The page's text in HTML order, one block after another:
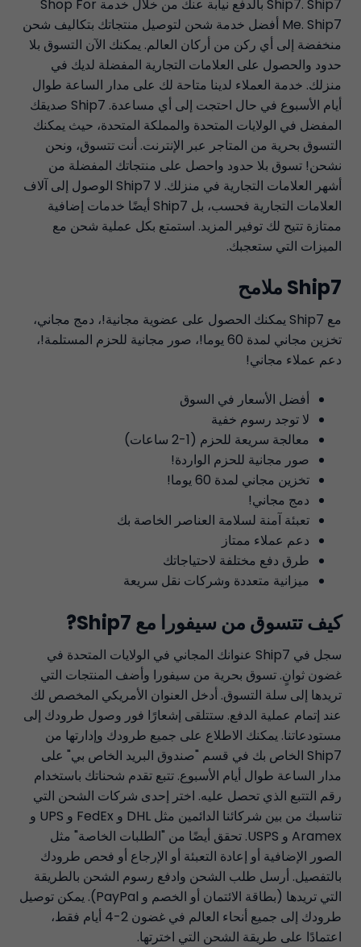
Ship7. Ship7 بالدفع نيابة عنك من خلال خدمة Shop For
Me. Ship7 أفضل خدمة شحن لتوصيل منتجاتك بتكاليف شحن
منخفضة إلى أي ركن من أركان العالم. يمكنك الآن التسوق بلا
حدود والحصول على العلامات التجارية المفضلة لديك في
منزلك. خدمة العملاء لدينا متاحة لك على مدار الساعة طوال
أيام الأسبوع في حال احتجت إلى أي مساعدة. Ship7 صديقك
المفضل في الولايات المتحدة والمملكة المتحدة، حيث يمكنك
التسوق بحرية من المتاجر عبر الإنترنت. أنت تتسوق، ونحن
نشحن! تسوق بلا حدود واحصل على منتجاتك المفضلة من
أشهر العلامات التجارية في منزلك. لا Ship7 الوصول إلى آلاف
العلامات التجارية فحسب، بل Ship7 أيضًا خدمات إضافية
ممتازة تتيح لك توفير المزيد. استمتع بكل عملية شحن مع
الميزات التي ستعجبك.
Ship7 ملامح
مع Ship7 يمكنك الحصول على عضوية مجانية!، دمج مجاني،
تخزين مجاني لمدة 60 يوما!، صور مجانية للحزم المستلمة!،
دعم عملاء مجاني!
أفضل الأسعار في السوق
لا توجد رسوم خفية
معالجة سريعة للحزم (1-2 ساعات)
صور مجانية للحزم الواردة!
تخزين مجاني لمدة 60 يوما!
دمج مجاني!
تعبئة آمنة لسلامة العناصر الخاصة بك
دعم عملاء ممتاز
طرق دفع مختلفة لاحتياجاتك
ميزانية متعددة وشركات نقل سريعة
كيف تتسوق من سيفورا مع Ship7?
سجل في Ship7 عنوانك المجاني في الولايات المتحدة في
غضون ثوانٍ. تسوق بحرية من سيفورا وأضف المنتجات التي
تريدها إلى سلة التسوق. أدخل العنوان الأمريكي المخصص لك
عند إتمام عملية الدفع. ستتلقى إشعارًا فور وصول طرودك إلى
مستودعاتنا. يمكنك الاطلاع على جميع طرودك وإدارتها من
Ship7 الخاص بك في قسم "صندوق البريد الخاص بي" على
مدار الساعة طوال أيام الأسبوع. تتبع تقدم شحناتك باستخدام
رقم التتبع الذي تحصل عليه. اختر إحدى شركات الشحن التي
تناسبك من بين شركائنا الدائمين مثل DHL و FedEx و UPS و
Aramex و USPS. تحقق أيضًا من "الطلبات الخاصة" مثل
الصور الإضافية أو إعادة التعبئة أو الإرجاع أو فحص طرودك
بالتفصيل. أرسل طلب الشحن وادفع رسوم الشحن بالطريقة
التي تريدها (بطاقة الائتمان أو الخصم و PayPal). يمكن توصيل
طرودك إلى جميع أنحاء العالم في غضون 2-4 أيام فقط،
اعتمادًا على طريقة الشحن التي اخترتها.